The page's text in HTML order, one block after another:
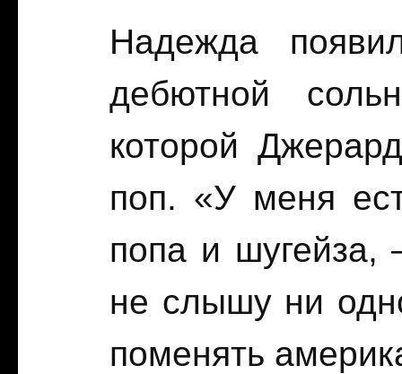
Надежда
дебютной
которой
поп. «У меня
попа и
не слышу ни
поменять